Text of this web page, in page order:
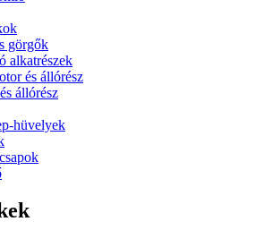
görgők
alkatrészek
és állórész
állórész
hüvelyek